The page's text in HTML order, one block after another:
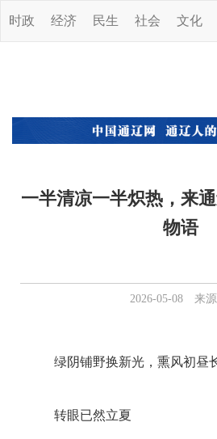
时政 经济 民生 社会 文化
一半清凉一半炽热，来
物语
2026-05-08 来
绿阴铺野换新光，熏风初昼
转眼已然立夏